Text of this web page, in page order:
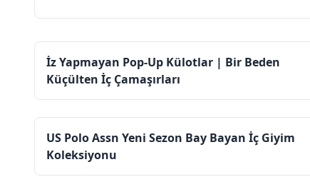
İz Yapmayan Pop-Up Külotlar | Bir Beden
Küçülten İç Çamaşırları
US Polo Assn Yeni Sezon Bay Bayan İç Giyim
Koleksiyonu